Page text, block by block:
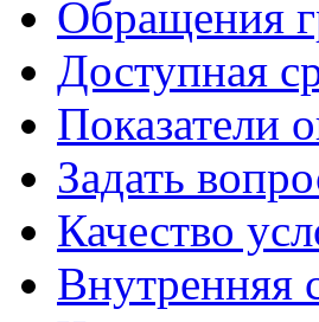
Обращения
Доступная
Показатели
Задать
Качество
Внутренняя